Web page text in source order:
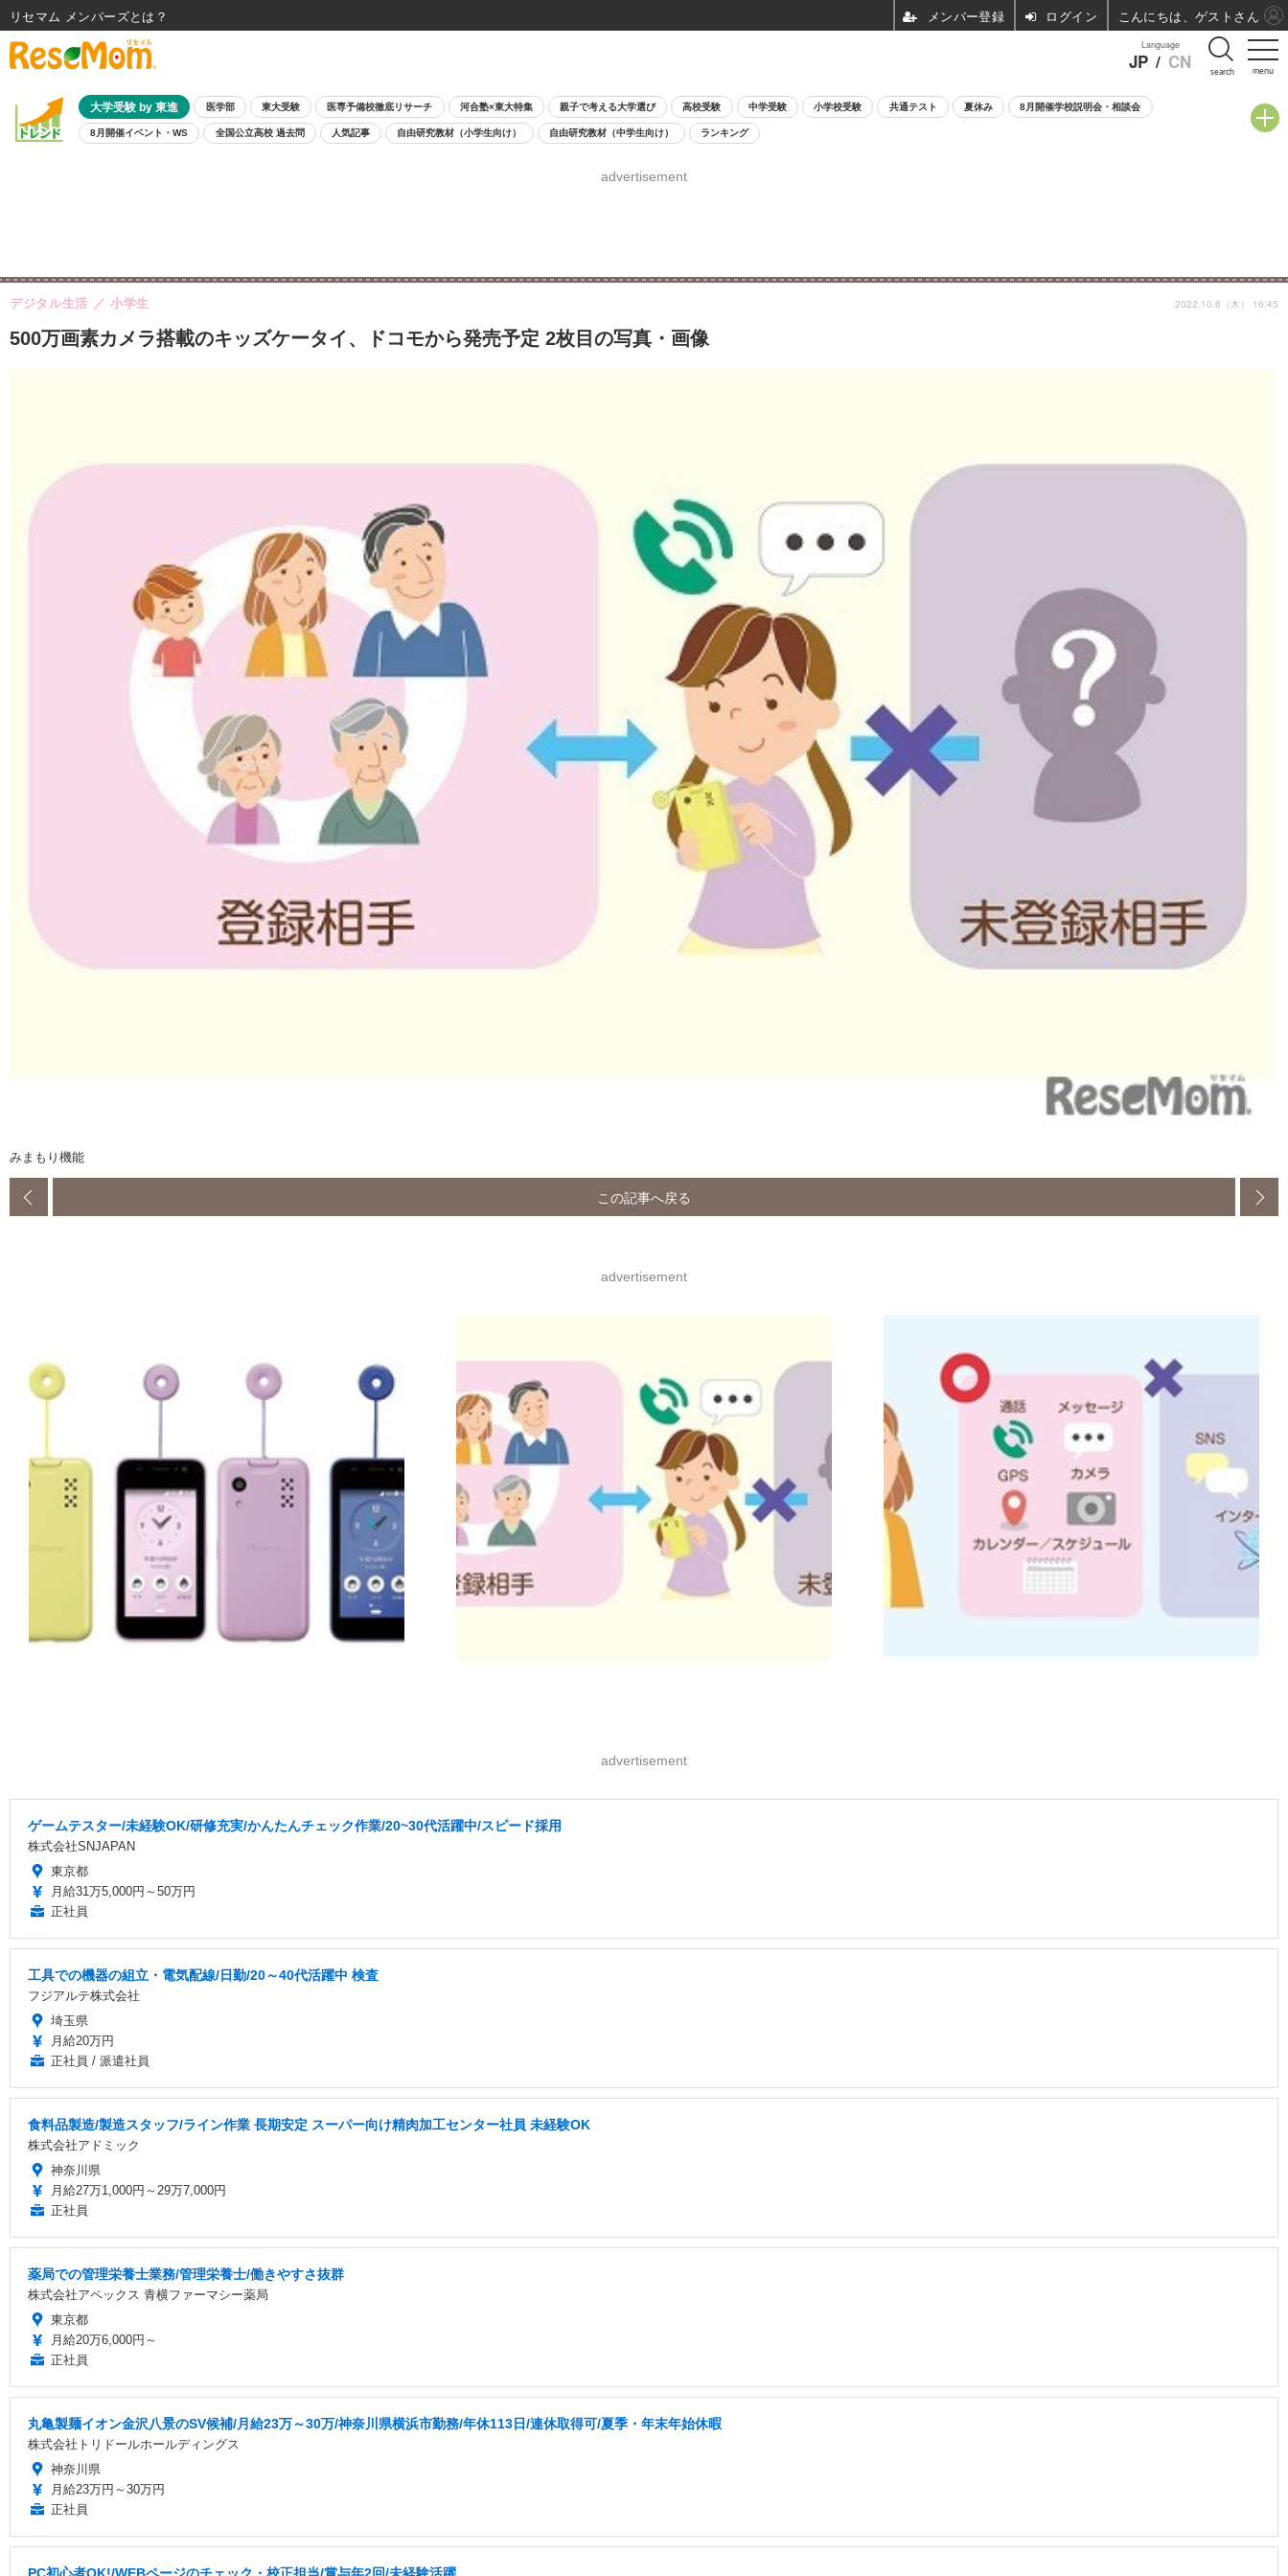
menu
Language
JP / CN search
大学受験 by 東進 医学部 東大受験 医専予備校徹底リサーチ 河合塾×東大特集 親子で考える大学選び 高校受験 中学受験 小学校受験 共通テスト 夏休み 8月開催学校説明会・相談会
8月開催イベント・WS 全国公立高校 過去問 人気記事 自由研究教材（小学生向け） 自由研究教材（中学生向け） ランキング
advertisement
500万画素カメラ搭載のキッズケータイ、ドコモから発売予定 2枚目の写真・画像
デジタル生活 小学生 2022.10.6（木） 16:45
みまもり機能
この記事へ戻る
advertisement
advertisement
ゲームテスター/未経験OK/研修充実/かんたんチェック作業/20~30代活躍中/スピード採用
株式会社SNJAPAN
東京都
月給31万5,000円～50万円
正社員
工具での機器の組立・電気配線/日勤/20～40代活躍中 検査
フジアルテ株式会社
埼玉県
月給20万円
正社員 / 派遣社員
食料品製造/製造スタッフ/ライン作業 長期安定 スーパー向け精肉加工センター社員 未経験OK
株式会社アドミック
神奈川県
月給27万1,000円～29万7,000円
正社員
薬局での管理栄養士業務/管理栄養士/働きやすさ抜群
株式会社アペックス 青横ファーマシー薬局
東京都
月給20万6,000円～
正社員
丸亀製麺イオン金沢八景のSV候補/月給23万～30万/神奈川県横浜市勤務/年休113日/連休取得可/夏季・年末年始休暇
株式会社トリドールホールディングス
神奈川県
月給23万円～30万円
正社員
リセマム メンバーズ ログイン こんにちは、ゲストさん